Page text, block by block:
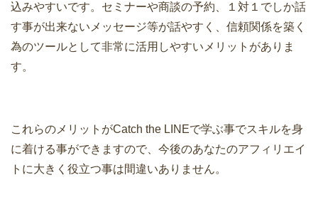
込みやすいです。セミナーや商談の予約、１対１でしか話
す事が出来ないメッセージ等が話やすく、信頼関係を築く
為のツールとして非常に活用しやすいメリットがありま
す。
これらのメリットがCatch the LINEで学ぶ事でスキルを身
に着ける事ができますので、今後のあなたのアフィリエイ
トに大きく役立つ事は間違いありません。